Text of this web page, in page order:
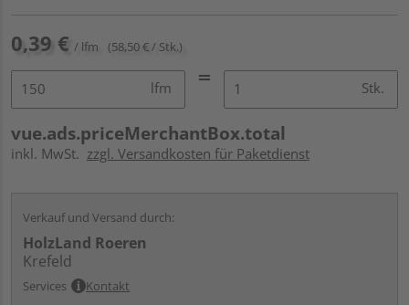
0,39 € / lfm (58,50 € / Stk.)
lfm Stk.
vue.ads.priceMerchantBox.total
inkl. MwSt. zzgl. Versandkosten für Paketdienst
Verkauf und Versand durch:
HolzLand Roeren
Krefeld
Services Kontakt